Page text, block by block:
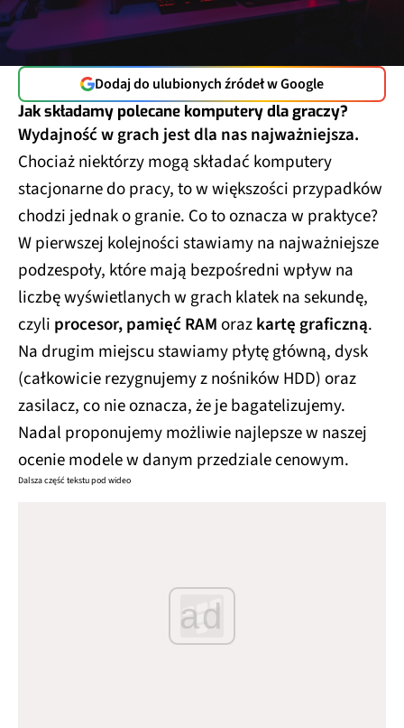
Dodaj do ulubionych źródeł w Google
Jak składamy polecane komputery dla graczy?
Wydajność w grach jest dla nas najważniejsza.
Chociaż niektórzy mogą składać komputery
stacjonarne do pracy, to w większości przypadków
chodzi jednak o granie. Co to oznacza w praktyce?
W pierwszej kolejności stawiamy na najważniejsze
podzespoły, które mają bezpośredni wpływ na
liczbę wyświetlanych w grach klatek na sekundę,
czyli procesor, pamięć RAMorazkartę graficzną.
Na drugim miejscu stawiamy płytę główną, dysk
(całkowicie rezygnujemy z nośników HDD) oraz
zasilacz, co nie oznacza, że je bagatelizujemy.
Nadal proponujemy możliwie najlepsze w naszej
ocenie modele w danym przedziale cenowym.
Dalsza część tekstu pod wideo
ad